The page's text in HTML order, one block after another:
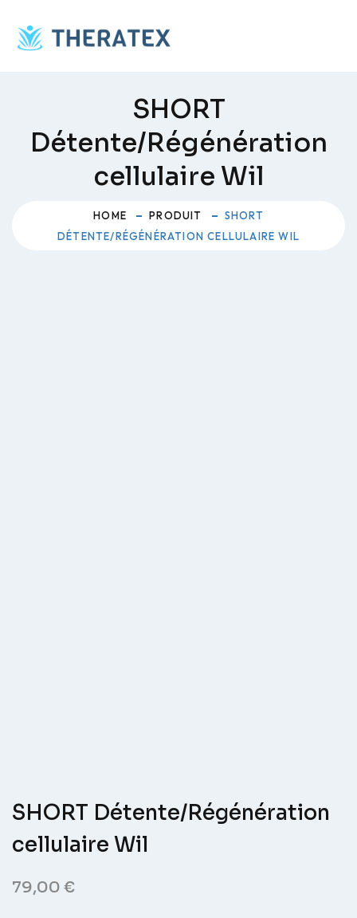
content
SHORT
Détente/Régénération
cellulaire Wil
HOME PRODUIT
SHORT
DÉTENTE/RÉGÉNÉRATION CELLULAIRE WIL
SHORT Détente/Régénération
cellulaire Wil
79,00 €